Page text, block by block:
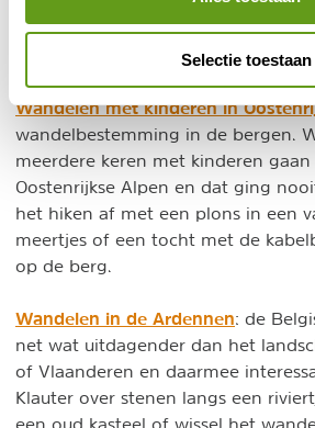
Selectie toestaan
Wandelen met kinderen in
wandelbestemming in de bergen.
meerdere keren met kinderen
Oostenrijkse Alpen en dat ging
het hiken af met een plons in een
meertjes of een tocht met de
op de berg.
Wandelen in de Ardennen: de
net wat uitdagender dan het
of Vlaanderen en daarmee
Klauter over stenen langs een
een oud kasteel of wissel het